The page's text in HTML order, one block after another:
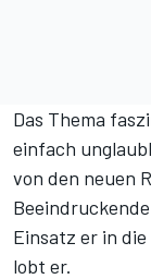
Das Thema
einfach
von den neuen
Einsatz er in
lobt er.